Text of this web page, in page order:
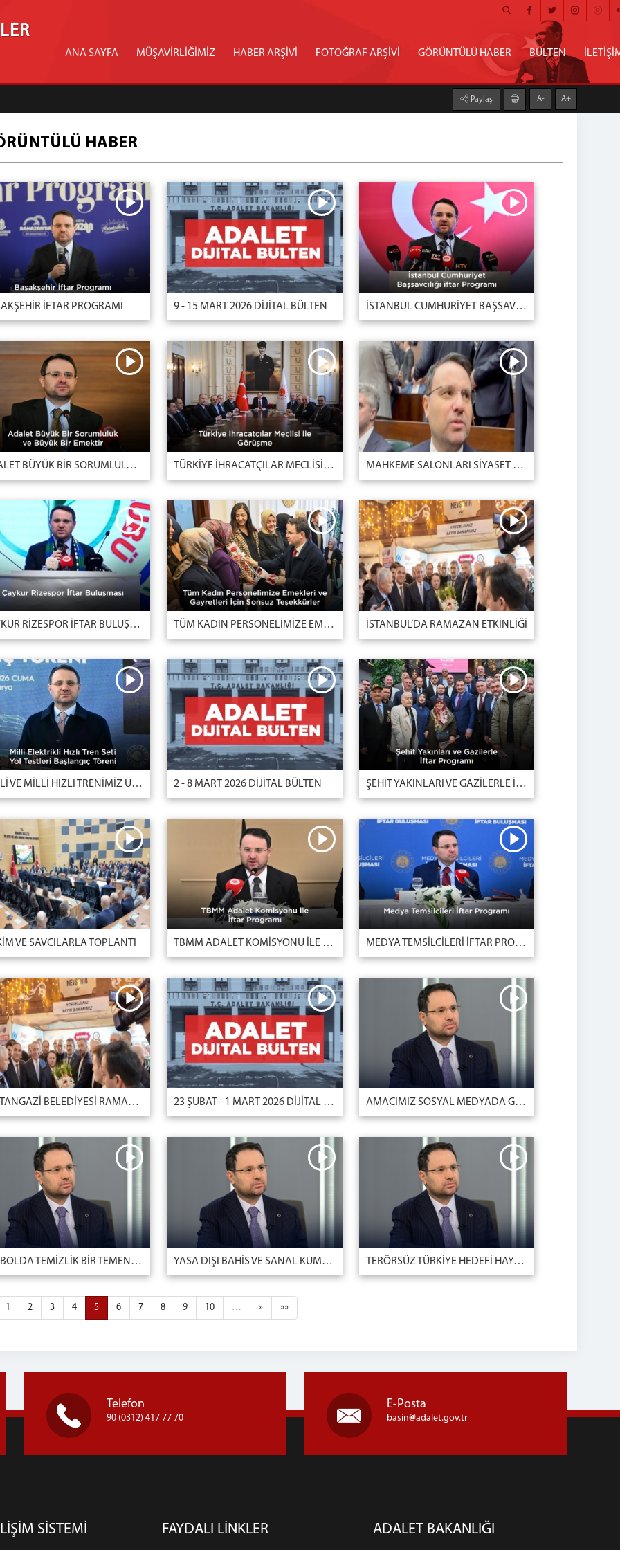
ANA SAYFA MÜŞAVİRLİĞİMİZ HABER ARŞİVİ FOTOĞRAF ARŞİVİ GÖRÜNTÜLÜ HABER BÜLTEN
Paylaş A- A+
HABER
İFTAR PROGRAMI 9 - 15 MART 2026 DİJİTAL BÜLTEN İSTANBUL CUMHURİYET BAŞSAVCILIĞI İFTAR PROGRAMI
ADALET BÜYÜK BİR SORUMLULUK VE BÜYÜK BİR EMEKTİR TÜRKİYE İHRACATÇILAR MECLİSİ BAŞKANI MUSTAFA GÜLTEPE VE BERABERİNDEKİ HEYET MAHKEME SALONLARI SİYASET ARENASI DEĞİLDİR
ÇAYKUR RİZESPOR İFTAR BULUŞMASI TÜM KADIN PERSONELİMİZE EMEKLERİ VE GAYRETLERİ İÇİN SONSUZ TEŞEKKÜRLER İSTANBUL’DA RAMAZAN ETKİNLİĞİ
YERLİ VE MİLLİ HIZLI TRENİMİZ ÜLKEMİZE HAYIRLI OLSUN 2 - 8 MART 2026 DİJİTAL BÜLTEN ŞEHİT YAKINLARI VE GAZİLERLE İFTAR PROGRAMI
VE SAVCILARLA TOPLANTI TBMM ADALET KOMİSYONU İLE İFTAR PROGRAMI MEDYA TEMSİLCİLERİ İFTAR PROGRAMI
SULTANGAZİ BELEDİYESİ RAMAZAN ETKİNLİĞİ 23 ŞUBAT - 1 MART 2026 DİJİTAL BÜLTEN AMACIMIZ SOSYAL MEDYADA GÜVENLİKLİ VE SORUMLULUK TEMELLİ BİR ALAN OLUŞTURMAKTIR
FUTBOLDA TEMİZLİK BİR TEMENNİ DEĞİL, ORTAK BİR SORUMLULUKTUR. YASA DIŞI BAHİS VE SANAL KUMAR TOPLUMUMUZ İÇİN CİDDİ BİR TEHDİTTİR TERÖRSÜZ TÜRKİYE HEDEFİ HAYATİ ÖNEMDEDİR
1 2 3 4 5 6 7 8 9 10 … » »»
Telefon
90 (0312) 417 77 70
E-Posta
basin adalet.gov.tr
SİSTEMİ FAYDALI LİNKLER ADALET BAKANLIĞI